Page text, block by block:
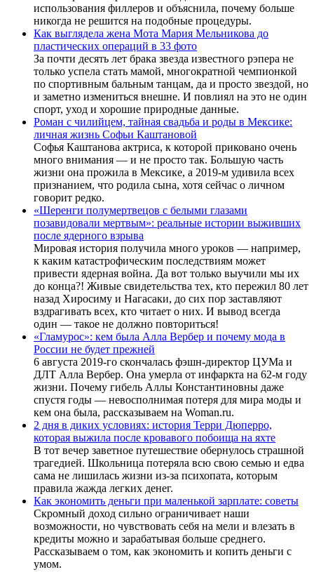
использования филлеров и объяснила, почему больше
никогда не решится на подобные процедуры.
Как выглядела жена Мота Мария Мельникова до
пластических операций в 33 фото
За почти десять лет брака звезда известного рэпера не
только успела стать мамой, многократной чемпионкой
по спортивным бальным танцам, да и просто звездой, но
и заметно измениться внешне. И повлиял на это не один
спорт, уход и хорошие природные данные.
Роман с чилийцем, тайная свадьба и роды в Мексике:
личная жизнь Софьи Каштановой
Софья Каштанова актриса, к которой приковано очень
много внимания — и не просто так. Большую часть
жизни она прожила в Мексике, а 2019-м удивила всех
признанием, что родила сына, хотя сейчас о личном
говорит редко.
«Шеренги полумертвецов с белыми глазами
позавидовали мертвым»: реальные истории выживших
после ядерного взрыва
Мировая история получила много уроков — например,
к каким катастрофическим последствиям может
привести ядерная война. Да вот только выучили мы их
до конца?! Живые свидетельства тех, кто пережил 80 лет
назад Хиросиму и Нагасаки, до сих пор заставляют
вздрагивать всех, кто читает о них. И вывод всегда
один — такое не должно повториться!
«Гламурос»: кем была Алла Вербер и почему мода в
России не будет прежней
6 августа 2019-го скончалась фэшн-директор ЦУМа и
ДЛТ Алла Вербер. Она умерла от инфаркта на 62-м году
жизни. Почему гибель Аллы Константиновны даже
спустя годы — невосполнимая потеря для мира моды и
кем она была, рассказываем на Woman.ru.
2 дня в диких условиях: история Терри Дюперро,
которая выжила после кровавого побоища на яхте
В тот вечер заветное путешествие обернулось страшной
трагедией. Школьница потеряла всю свою семью и едва
сама не лишилась жизни из-за психопата, которым
правила жажда легких денег.
Как экономить деньги при маленькой зарплате: советы
Скромный доход сильно ограничивает наши
возможности, но чувствовать себя на мели и влезать в
кредиты можно и зарабатывая больше среднего.
Рассказываем о том, как экономить и копить деньги с
умом.